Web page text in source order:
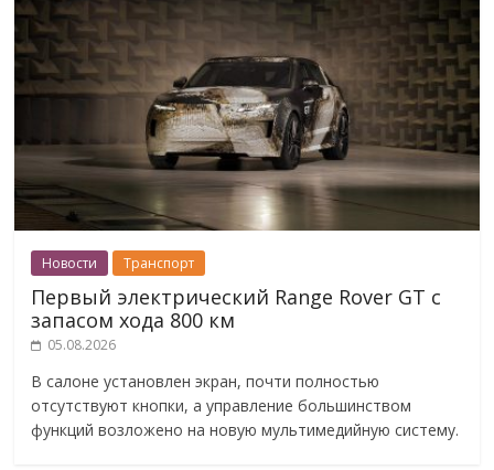
Новости Транспорт
Первый электрический Range Rover GT с
запасом хода 800 км
05.08.2026
В салоне установлен экран, почти полностью
отсутствуют кнопки, а управление большинством
функций возложено на новую мультимедийную систему.